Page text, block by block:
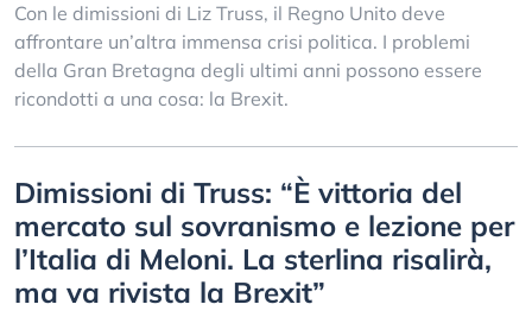
Con le dimissioni di Liz Truss, il Regno Unito deve
affrontare un’altra immensa crisi politica. I problemi
della Gran Bretagna degli ultimi anni possono essere
ricondotti a una cosa: la Brexit.
Dimissioni di Truss: “È vittoria del
mercato sul sovranismo e lezione per
l’Italia di Meloni. La sterlina risalirà,
ma va rivista la Brexit”